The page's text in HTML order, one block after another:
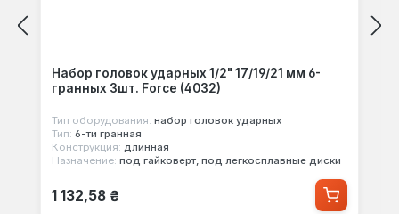
Набор головок ударных 1/2" 17/19/21 мм 6-
гранных 3шт. Force (4032)
Тип оборудования: набор головок ударных
Тип: 6-ти гранная
Конструкция: длинная
Назначение: под гайковерт, под легкосплавные диски
Обычная цена:
1 132,58 ₴